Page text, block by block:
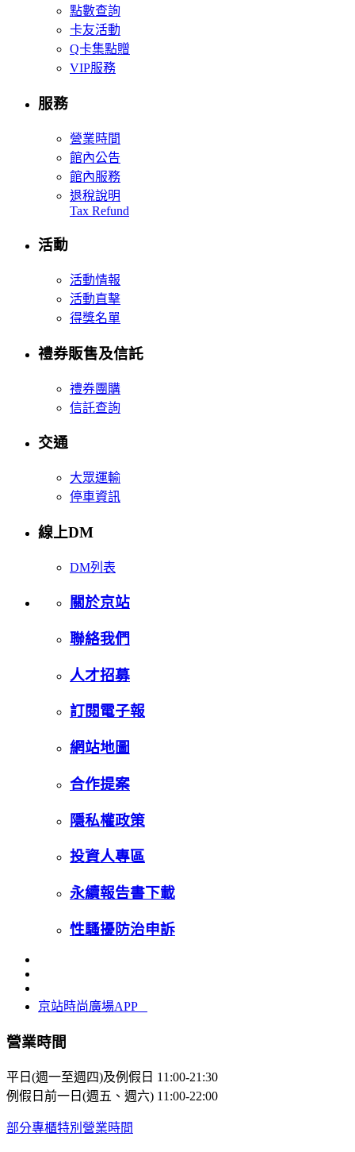
點數查詢
卡友活動
Q卡集點贈
VIP服務
服務
營業時間
館內公告
館內服務
退稅說明
Tax Refund
活動
活動情報
活動直擊
得獎名單
禮券販售及信託
禮券團購
信託查詢
交通
大眾運輸
停車資訊
線上DM
DM列表
關於京站
聯絡我們
人才招募
訂閱電子報
網站地圖
合作提案
隱私權政策
投資人專區
永續報告書下載
性騷擾防治申訴
京站時尚廣場APP
營業時間
平日(週一至週四)及例假日 11:00-21:30
例假日前一日(週五、週六) 11:00-22:00
部分專櫃特別營業時間